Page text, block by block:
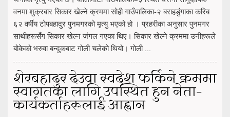
वनमा शुक्रबार सिकार खेल्ने क्रममा सोही गाउँपालिका-२ बराहडुंगाका करिब
६२ वर्षीय टोपबहादुर पुनमगरको मृत्यु भएको हो । प्रहरीका अनुसार पुनमगर
साथीहरूसँग सिकार खेल्न जंगल गएका थिए। सिकार खेल्ने क्रममा उनीहरूले
बोकेको भरुवा बन्दुकबाट गोली चलेको थियो। गोली ...
शेरबहादुर देउवा स्वदेश फर्किने क्रममा
स्वागतका लागि उपस्थित हुन नेता–
कार्यकर्ताहरूलाई आह्वान